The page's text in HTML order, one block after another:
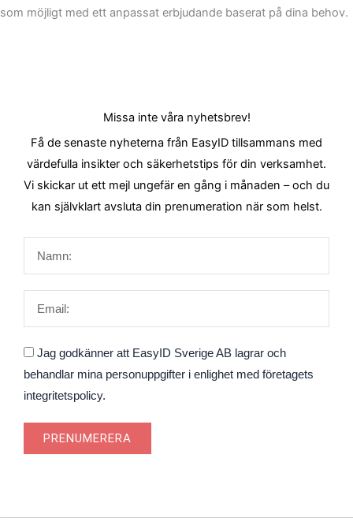
som möjligt med ett anpassat erbjudande baserat på dina behov.
Missa inte våra nyhetsbrev!
Få de senaste nyheterna från EasyID tillsammans med
värdefulla insikter och säkerhetstips för din verksamhet.
Vi skickar ut ett mejl ungefär en gång i månaden – och du
kan självklart avsluta din prenumeration när som helst.
Godkännande
Jag godkänner att EasyID Sverige AB lagrar och
behandlar mina personuppgifter i enlighet med företagets
integritetspolicy.
PRENUMERERA